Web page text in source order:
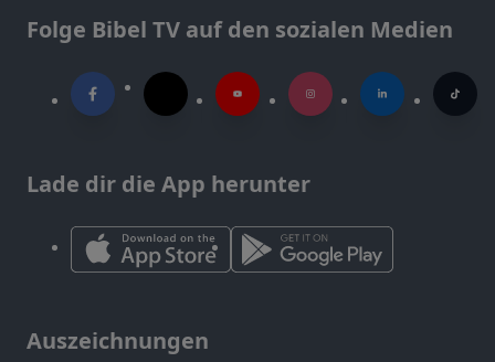
Folge Bibel TV auf den sozialen Medien
Lade dir die App herunter
Auszeichnungen